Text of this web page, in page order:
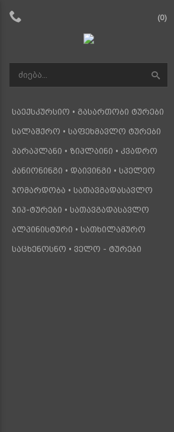
(0)
საექსკურსიო • გასართობი ტურები
სალაშქრო • საფეხმავლო ტურები
პარაპლანი • ზიპლაინი • კვადრო
კანიონინგი • დაივინგი • სპელეო
ჯომარდობა • სათავგადასავლო
ჯიპ-ტურები • სათავგადასავლო
ალპინისტური • სათხილამურო
საცხენოსნო • ველო - ტურები